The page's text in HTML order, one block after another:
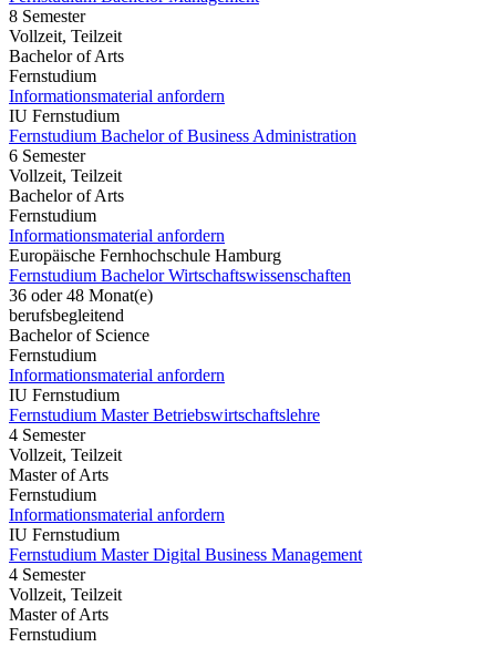
8 Semester
Vollzeit, Teilzeit
Bachelor of Arts
Fernstudium
Informationsmaterial anfordern
IU Fernstudium
Fernstudium Bachelor of Business Administration
6 Semester
Vollzeit, Teilzeit
Bachelor of Arts
Fernstudium
Informationsmaterial anfordern
Europäische Fernhochschule Hamburg
Fernstudium Bachelor Wirtschaftswissenschaften
36 oder 48 Monat(e)
berufsbegleitend
Bachelor of Science
Fernstudium
Informationsmaterial anfordern
IU Fernstudium
Fernstudium Master Betriebswirtschaftslehre
4 Semester
Vollzeit, Teilzeit
Master of Arts
Fernstudium
Informationsmaterial anfordern
IU Fernstudium
Fernstudium Master Digital Business Management
4 Semester
Vollzeit, Teilzeit
Master of Arts
Fernstudium